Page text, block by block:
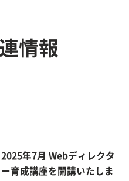
情報
2025年7月 Webディレクタ
ー育成講座を開講いたしま